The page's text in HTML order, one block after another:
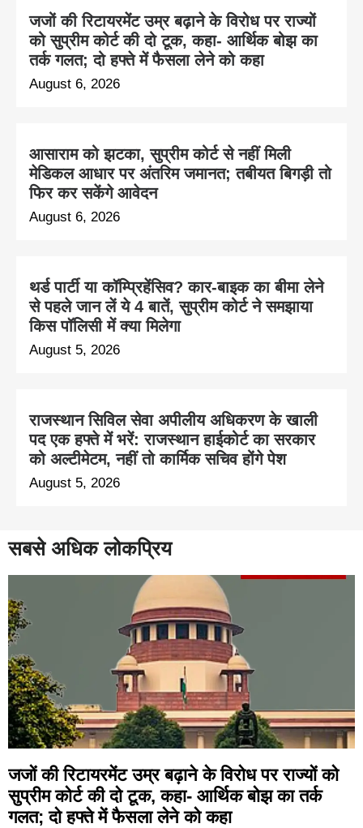
जजों की रिटायरमेंट उम्र बढ़ाने के विरोध पर राज्यों
को सुप्रीम कोर्ट की दो टूक, कहा- आर्थिक बोझ का
तर्क गलत; दो हफ्ते में फैसला लेने को कहा
August 6, 2026
आसाराम को झटका, सुप्रीम कोर्ट से नहीं मिली
मेडिकल आधार पर अंतरिम जमानत; तबीयत बिगड़ी तो
फिर कर सकेंगे आवेदन
August 6, 2026
थर्ड पार्टी या कॉम्प्रिहेंसिव? कार-बाइक का बीमा लेने
से पहले जान लें ये 4 बातें, सुप्रीम कोर्ट ने समझाया
किस पॉलिसी में क्या मिलेगा
August 5, 2026
राजस्थान सिविल सेवा अपीलीय अधिकरण के खाली
पद एक हफ्ते में भरें: राजस्थान हाईकोर्ट का सरकार
को अल्टीमेटम, नहीं तो कार्मिक सचिव होंगे पेश
August 5, 2026
सबसे अधिक लोकप्रिय
जजों की रिटायरमेंट उम्र बढ़ाने के विरोध पर राज्यों को
सुप्रीम कोर्ट की दो टूक, कहा- आर्थिक बोझ का तर्क
गलत; दो हफ्ते में फैसला लेने को कहा